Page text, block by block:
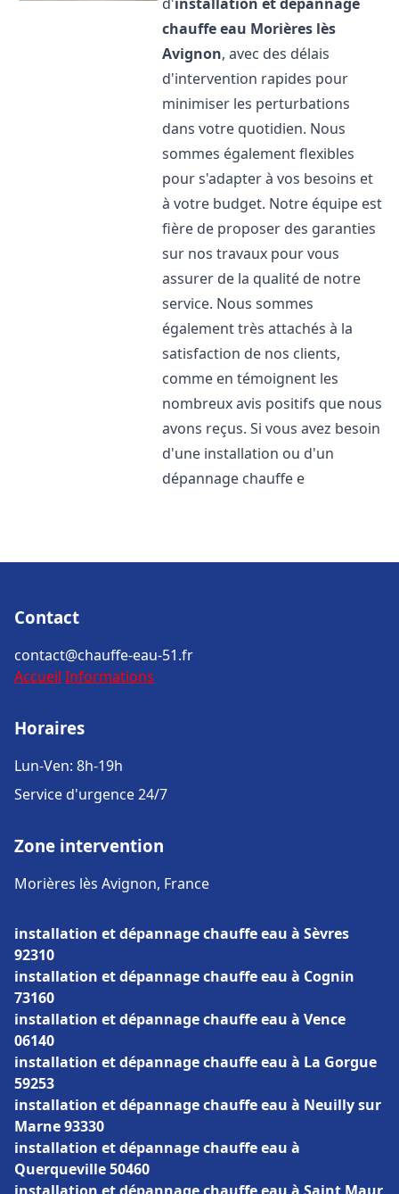
chauffe eau Morières lès
Avignon, avec des délais
d'intervention rapides pour
minimiser les perturbations
dans votre quotidien. Nous
sommes également flexibles
pour s'adapter à vos besoins et
à votre budget. Notre équipe est
fière de proposer des garanties
sur nos travaux pour vous
assurer de la qualité de notre
service. Nous sommes
également très attachés à la
satisfaction de nos clients,
comme en témoignent les
nombreux avis positifs que nous
avons reçus. Si vous avez besoin
d'une installation ou d'un
dépannage chauffe e
Contact
contact@chauffe-eau-51.fr
Accueil Informations
Horaires
Lun-Ven: 8h-19h
Service d'urgence 24/7
Zone intervention
Morières lès Avignon, France
installation et dépannage chauffe eau à Sèvres
92310
installation et dépannage chauffe eau à Cognin
73160
installation et dépannage chauffe eau à Vence
06140
installation et dépannage chauffe eau à La Gorgue
59253
installation et dépannage chauffe eau à Neuilly sur
Marne 93330
installation et dépannage chauffe eau à
Querqueville 50460